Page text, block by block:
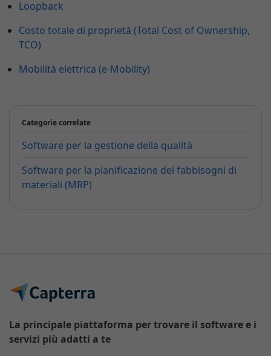
Loopback
Costo totale di proprietà (Total Cost of Ownership,
TCO)
Mobilità elettrica (e-Mobility)
Categorie correlate
Software per la gestione della qualità
Software per la pianificazione dei fabbisogni di
materiali (MRP)
La principale piattaforma per trovare il software e i
servizi più adatti a te